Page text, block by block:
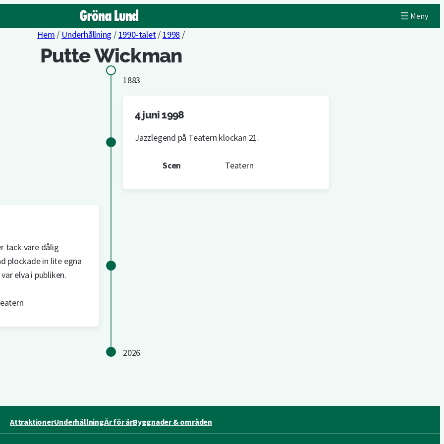
Hem / Underhållning / 1990-talet/ 1998 /
Putte Wickman
1883
4 juni 1998
Jazzlegend på Teatern klockan 21.
Scen Teatern
tack vare dålig
plockade in lite egna
elva i publiken.
2026
AttraktionerUnderhållningÅr för årByggnader & områden